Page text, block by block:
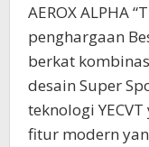
AEROX ALPHA
penghargaan
berkat
desain Super
teknologi
fitur modern